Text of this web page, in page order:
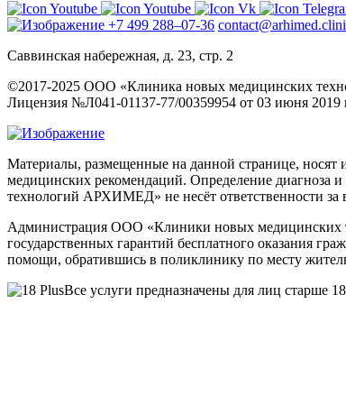
+7 499 288–07-36
Саввинская набережная, д. 23, стр. 2
©2017-2025 ООО «Клиника новых медицинских
Лицензия №Л041-01137-77/00359954 от 03 июня 2019
Материалы, размещенные на данной странице, носят
медицинских рекомендаций. Определение диагноза
технологий АРХИМЕД» не несёт ответственности за
Администрация ООО «Клиники новых медицинских
государственных гарантий бесплатного оказания
помощи, обратившись в поликлинику по месту
Все услуги предназначены для лиц старше